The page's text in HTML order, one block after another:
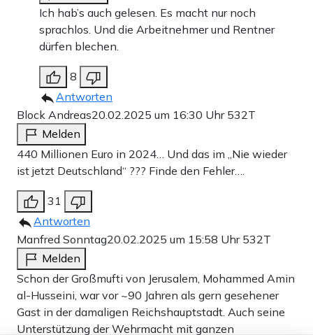
Ich hab’s auch gelesen. Es macht nur noch
sprachlos. Und die Arbeitnehmer und Rentner
dürfen blechen.
8
Antworten
Block Andreas20.02.2025 um 16:30 Uhr 532T
Melden
440 Millionen Euro in 2024… Und das im „Nie wieder
ist jetzt Deutschland“ ??? Finde den Fehler….
31
Antworten
Manfred Sonntag20.02.2025 um 15:58 Uhr 532T
Melden
Schon der Großmufti von Jerusalem, Mohammed Amin
al-Husseini, war vor ~90 Jahren als gern gesehener
Gast in der damaligen Reichshauptstadt. Auch seine
Unterstützung der Wehrmacht mit ganzen